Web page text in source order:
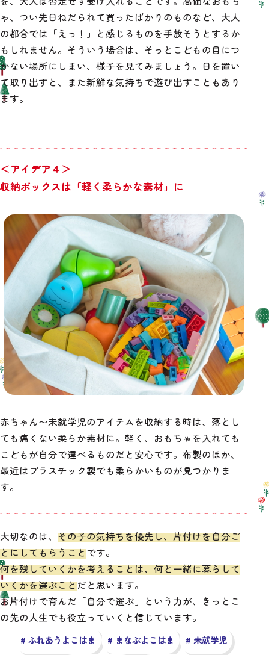
ゃ、つい先日ねだられて買ったばかりのものなど、大人
の都合では「えっ！」と感じるものを手放そうとするか
もしれません。そういう場合は、そっとこどもの目につ
かない場所にしまい、様子を見てみましょう。日を置い
て取り出すと、また新鮮な気持ちで遊び出すこともあり
ます。
＜アイデア４＞
収納ボックスは「軽く柔らかな素材」に
赤ちゃん〜未就学児のアイテムを収納する時は、落とし
ても痛くない柔らか素材に。軽く、おもちゃを入れても
こどもが自分で運べるものだと安心です。布製のほか、
最近はプラスチック製でも柔らかいものが見つかりま
す。
大切なのは、 その子の気持ちを優先し、片付けを自分ご
とにしてもらうことです。
何を残していくかを考えることは、何と一緒に暮らして
いくかを選ぶことだと思います。
お片付けで育んだ「自分で選ぶ」という力が、きっとこ
の先の人生でも役立っていくと信じています。
# ふれあうよこはま # まなぶよこはま # 未就学児